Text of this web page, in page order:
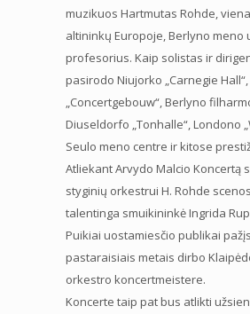
muzikuos Hartmutas Rohde,
altininkų Europoje, Berlyno meno
profesorius. Kaip solistas ir
pasirodo Niujorko „Carnegie
„Concertgebouw“, Berlyno
Diuseldorfo „Tonhalle“, Londono
Seulo meno centre ir kitose
Atliekant Arvydo Malcio Koncertą
styginių orkestrui H. Rohde
talentinga smuikininkė Ingrida
Puikiai uostamiesčio publikai
pastaraisiais metais dirbo
orkestro koncertmeistere.
Koncerte taip pat bus atlikti